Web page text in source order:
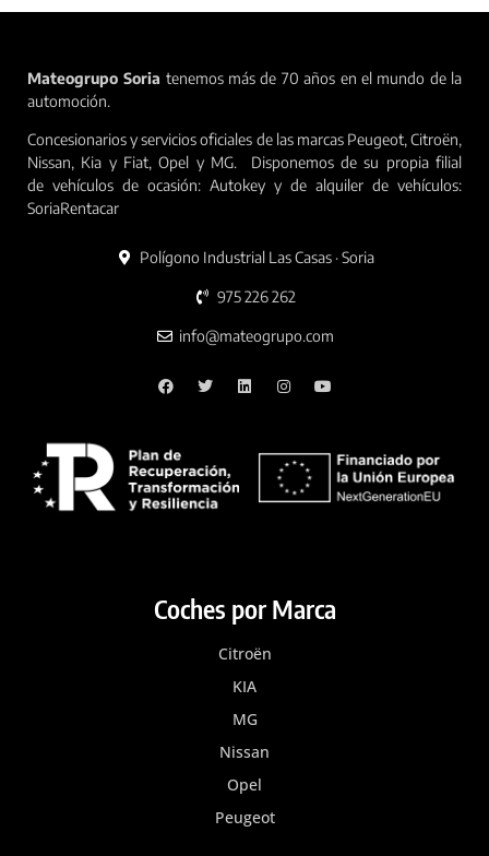
Mateogrupo Soria tenemos más de 70 años en el mundo de la
automoción.
Concesionarios y servicios oficiales de las marcas Peugeot, Citroën,
Nissan, Kia y Fiat, Opel y MG. Disponemos de su propia filial
de vehículos de ocasión: Autokey y de alquiler de vehículos:
SoriaRentacar
Polígono Industrial Las Casas · Soria
975 226 262
info@mateogrupo.com
Coches por Marca
Citroën
KIA
MG
Nissan
Opel
Peugeot